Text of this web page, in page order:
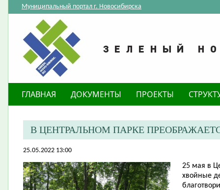
Муниципальный портал г. Новосибирска
ГЛАВНАЯ ДОКУМЕНТЫ ПРОЕКТЫ
В ЦЕНТРАЛЬНОМ ПАРКЕ
25.05.2022 13:00
25 мая в
хвойные